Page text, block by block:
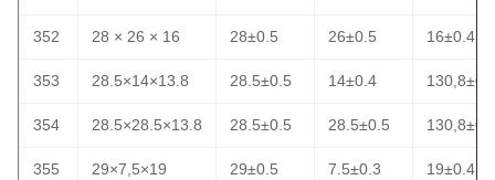
352 28 × 26 × 16 28±0.5 26±0.5 16±0.4
353 28.5×14×13.8 28.5±0.5 14±0.4
354 28.5×28.5×13.8 28.5±0.5 28.5±0.5
355 29×7,5×19 29±0.5 7.5±0.3 19±0.4